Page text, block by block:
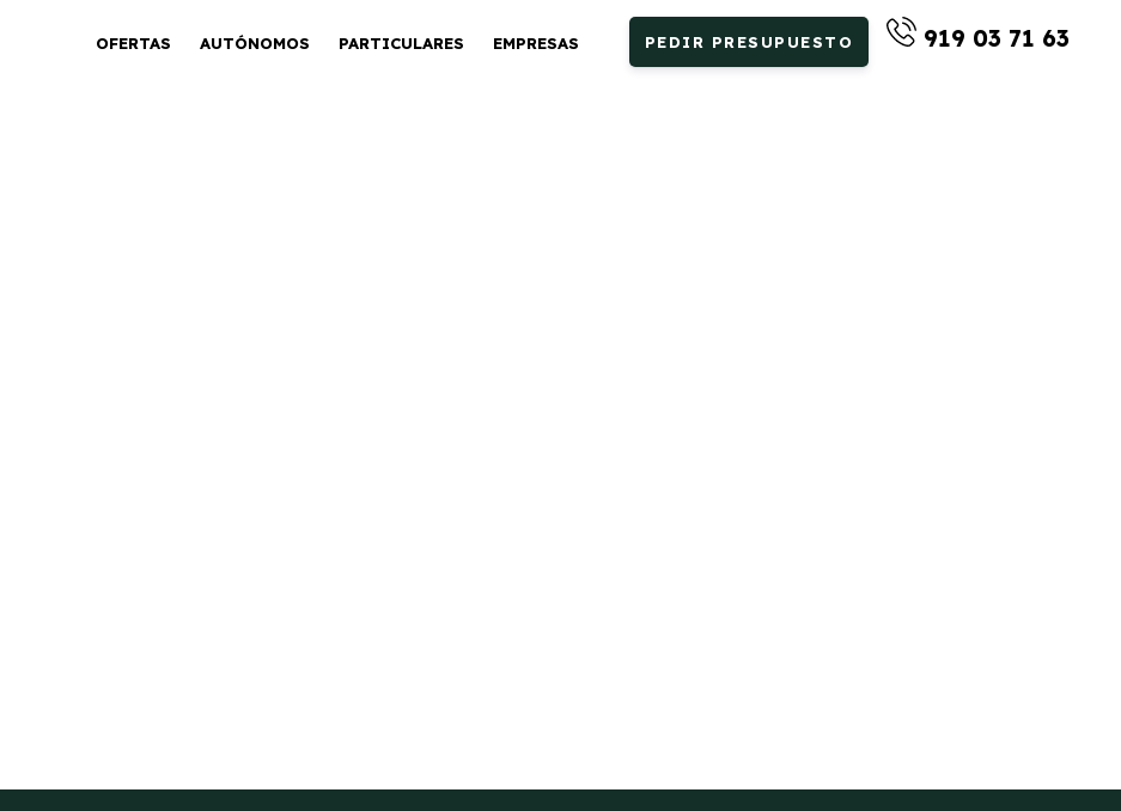
OFERTAS AUTÓNOMOS PARTICULARES EMPRESAS PEDIR PRESUPUESTO 919 03 71 63